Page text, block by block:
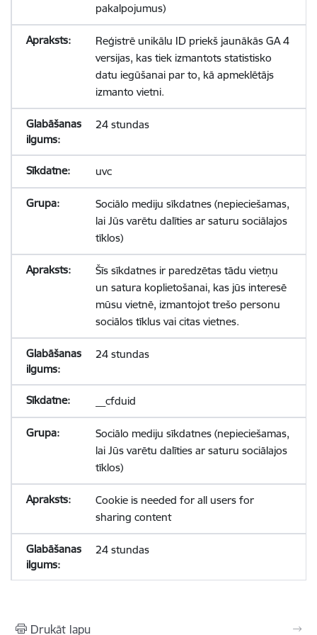
pakalpojumus)
Reģistrē unikālu ID priekš jaunākās GA 4
versijas, kas tiek izmantots statistisko
datu iegūšanai par to, kā apmeklētājs
izmanto vietni.
24 stundas
uvc
Sociālo mediju sīkdatnes (nepieciešamas,
lai Jūs varētu dalīties ar saturu sociālajos
tīklos)
Šīs sīkdatnes ir paredzētas tādu vietņu
un satura koplietošanai, kas jūs interesē
mūsu vietnē, izmantojot trešo personu
sociālos tīklus vai citas vietnes.
24 stundas
__cfduid
Sociālo mediju sīkdatnes (nepieciešamas,
lai Jūs varētu dalīties ar saturu sociālajos
tīklos)
Cookie is needed for all users for
sharing content
24 stundas
Drukāt lapu